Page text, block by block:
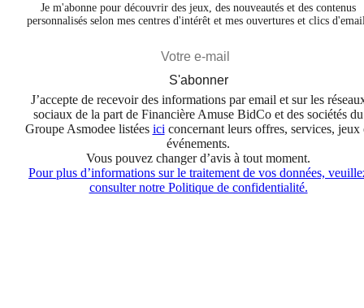
Je m'abonne pour découvrir des jeux, des nouveautés et des contenus
personnalisés selon mes centres d'intérêt et mes ouvertures et clics
S'abonner
J’accepte de recevoir des informations par email et sur les
sociaux de la part de Financière Amuse BidCo et des sociétés du
Groupe Asmodee listées ici concernant leurs offres, services, jeux
événements.
Vous pouvez changer d’avis à tout moment.
Pour plus d’informations sur le traitement de vos données,
consulter notre Politique de confidentialité.